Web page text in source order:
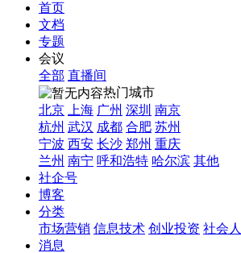
首页
文档
专题
会议
全部 直播间
热门城市
北京
上海 广州 深圳 南京
杭州 武汉 成都 合肥 苏州
宁波 西安 长沙 郑州 重庆
兰州 南宁 呼和浩特 哈尔滨 其他
社企号
博客
分类
市场营销 信息技术 创业投资 社会
消息